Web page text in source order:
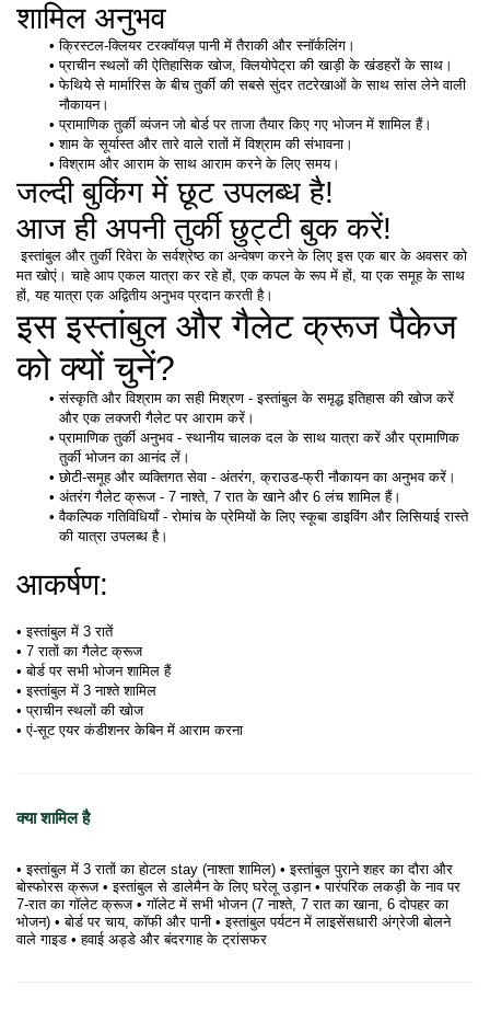
शामिल अनुभव
क्रिस्टल-क्लियर टरक्वॉयज़ पानी में तैराकी और स्नॉर्कलिंग।
प्राचीन स्थलों की ऐतिहासिक खोज, क्लियोपेट्रा की खाड़ी के खंडहरों के साथ।
फेथिये से मार्मारिस के बीच तुर्की की सबसे सुंदर तटरेखाओं के साथ सांस लेने वाली
नौकायन।
प्रामाणिक तुर्की व्यंजन जो बोर्ड पर ताजा तैयार किए गए भोजन में शामिल हैं।
शाम के सूर्यास्त और तारे वाले रातों में विश्राम की संभावना।
विश्राम और आराम के साथ आराम करने के लिए समय।
जल्दी बुकिंग में छूट उपलब्ध है!
आज ही अपनी तुर्की छुट्टी बुक करें!
इस्तांबुल और तुर्की रिवेरा के सर्वश्रेष्ठ का अन्वेषण करने के लिए इस एक बार के अवसर को
मत खोएं। चाहे आप एकल यात्रा कर रहे हों, एक कपल के रूप में हों, या एक समूह के साथ
हों, यह यात्रा एक अद्वितीय अनुभव प्रदान करती है।
इस इस्तांबुल और गैलेट क्रूज पैकेज
को क्यों चुनें?
संस्कृति और विश्राम का सही मिश्रण - इस्तांबुल के समृद्ध इतिहास की खोज करें
और एक लक्जरी गैलेट पर आराम करें।
प्रामाणिक तुर्की अनुभव - स्थानीय चालक दल के साथ यात्रा करें और प्रामाणिक
तुर्की भोजन का आनंद लें।
छोटी-समूह और व्यक्तिगत सेवा - अंतरंग, क्राउड-फ्री नौकायन का अनुभव करें।
अंतरंग गैलेट क्रूज - 7 नाश्ते, 7 रात के खाने और 6 लंच शामिल हैं।
वैकल्पिक गतिविधियाँ - रोमांच के प्रेमियों के लिए स्कूबा डाइविंग और लिसियाई रास्ते
की यात्रा उपलब्ध है।
आकर्षण:
• इस्तांबुल में 3 रातें
• 7 रातों का गैलेट क्रूज
• बोर्ड पर सभी भोजन शामिल हैं
• इस्तांबुल में 3 नाश्ते शामिल
• प्राचीन स्थलों की खोज
• एं-सूट एयर कंडीशनर केबिन में आराम करना
क्या शामिल है
• इस्तांबुल में 3 रातों का होटल stay (नाश्ता शामिल) • इस्तांबुल पुराने शहर का दौरा और
बोस्फोरस क्रूज • इस्तांबुल से डालेमैन के लिए घरेलू उड़ान • पारंपरिक लकड़ी के नाव पर
7-रात का गॉलेट क्रूज • गॉलेट में सभी भोजन (7 नाश्ते, 7 रात का खाना, 6 दोपहर का
भोजन) • बोर्ड पर चाय, कॉफी और पानी • इस्तांबुल पर्यटन में लाइसेंसधारी अंग्रेजी बोलने
वाले गाइड • हवाई अड्डे और बंदरगाह के ट्रांसफर